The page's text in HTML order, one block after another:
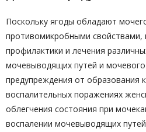
Поскольку ягоды обладают
противомикробными свойствами,
профилактики и лечения
мочевыводящих путей и
предупреждения от образования
воспалительных поражениях
облегчения состояния при
воспалении мочевыводящих